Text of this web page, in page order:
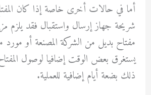
أما في حالات أخرى خاصة إذا كان
شريحة جهاز إرسال واستقبال فقد يلزم
مفتاح بديل من الشركة المصنعة أو مورد
يستغرق بعض الوقت إضافيا لوصول
ذلك بضعة أيام إضافية للعملية.